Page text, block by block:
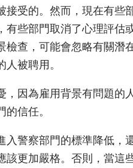
接受的。然而，現在有些
有些部門取消了心理評估
檢查，可能會忽略有關潛
被聘用。
，因為雇用背景有問題的
信任。
入警察部門的標準降低，
該更加嚴格。否則，當這